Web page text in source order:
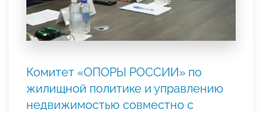
Комитет «ОПОРЫ РОССИИ» по
жилищной политике и управлению
недвижимостью совместно с